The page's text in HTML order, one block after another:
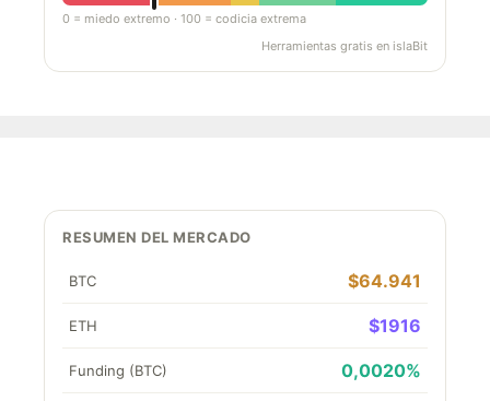
0 = miedo extremo · 100 = codicia extrema
Herramientas gratis en islaBit
RESUMEN DEL MERCADO
BTC $64.941
ETH $1916
Funding (BTC) 0,0020%